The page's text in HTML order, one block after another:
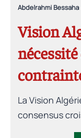
Abdelrahmi Bessaha
Vision
La Vision
consensus
réformes.